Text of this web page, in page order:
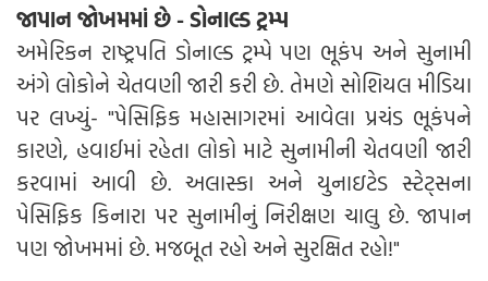
જાપાન જોખમમાં છે - ડોનાલ્ડ ટ્રમ્પ
અમેરિકન રાષ્ટ્રપતિ ડોનાલ્ડ ટ્રમ્પે પણ ભૂકંપ અને સુનામી
અંગે લોકોને ચેતવણી જારી કરી છે. તેમણે સોશિયલ મીડિયા
પર લખ્યું- "પેસિફિક મહાસાગરમાં આવેલા પ્રચંડ ભૂકંપને
કારણે, હવાઈમાં રહેતા લોકો માટે સુનામીની ચેતવણી જારી
કરવામાં આવી છે. અલાસ્કા અને યુનાઇટેડ સ્ટેટ્સના
પેસિફિક કિનારા પર સુનામીનું નિરીક્ષણ ચાલુ છે. જાપાન
પણ જોખમમાં છે. મજબૂત રહો અને સુરક્ષિત રહો!"